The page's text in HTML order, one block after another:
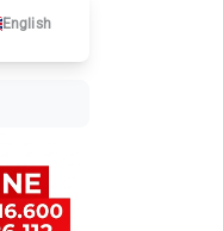
English